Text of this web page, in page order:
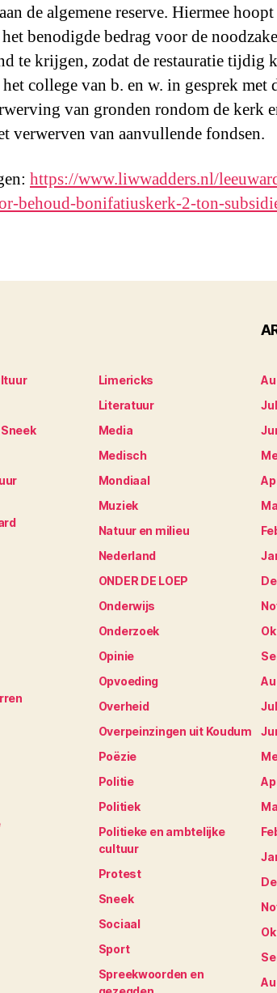
de algemene reserve. Hiermee
benodigde bedrag voor de
te krijgen, zodat de restauratie tijdig
college van b. en w. in gesprek met
van gronden rondom de kerk
verwerven van aanvullende fondsen.
https://www.liwwadders.nl/
behoud-bonifatiuskerk-2-ton-
Limericks
Literatuur
Media
Medisch
Mondiaal
Muziek
Natuur en milieu
Nederland
ONDER DE LOEP
Onderwijs
Onderzoek
Opinie
Opvoeding
Overheid
Overpeinzingen uit Koudum
Poëzie
Politie
Politiek
Politieke en ambtelijke
cultuur
Protest
Sneek
Sociaal
Sport
Spreekwoorden en